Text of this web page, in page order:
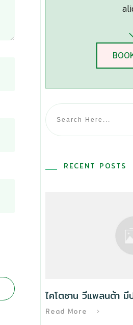
RECENT POSTS
ไคโตซาน วีแพลนต้า มี
Read More